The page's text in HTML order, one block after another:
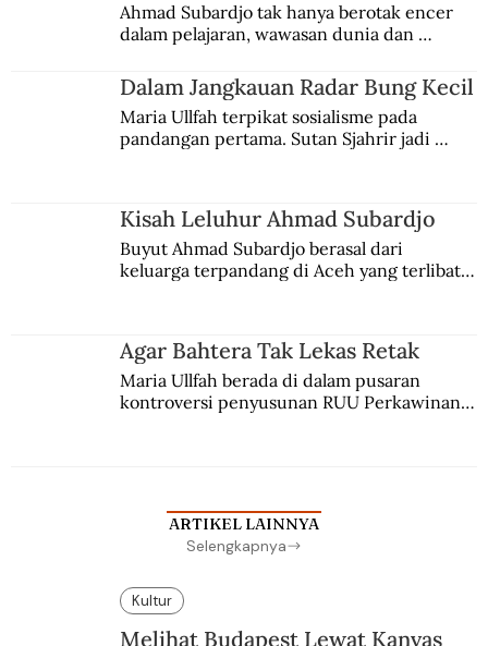
Ahmad Subardjo tak hanya berotak encer
dalam pelajaran, wawasan dunia dan
Jules Verne, Multatuli, hingga Sun Yat-sen.
Dalam Jangkauan Radar Bung Kecil
Maria Ullfah terpikat sosialisme pada
pandangan pertama. Sutan Sjahrir jadi
Kisah Leluhur Ahmad Subardjo
Buyut Ahmad Subardjo berasal dari
keluarga terpandang di Aceh yang terlibat
Agar Bahtera Tak Lekas Retak
Maria Ullfah berada di dalam pusaran
kontroversi penyusunan RUU Perkawinan.
ARTIKEL LAINNYA
Selengkapnya
Kultur
Melihat Budapest Lewat Kanvas